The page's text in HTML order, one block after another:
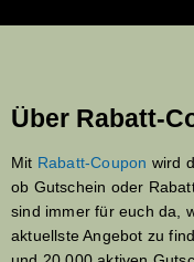
Über Rabatt-
Mit Rabatt-Coupon wird
ob Gutschein oder
sind immer für euch da,
aktuellste Angebot zu